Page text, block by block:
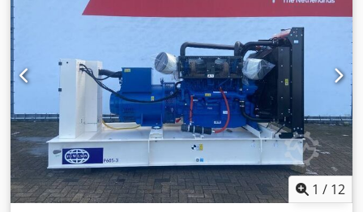
para más información. = Opciones y accesorios adicionales
= - Batería Crodowaqxdepfx Aifjf - Cuadro de control -
1 / 12